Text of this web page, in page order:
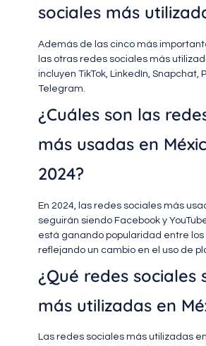
sociales más
Además de las cinco más
las otras redes sociales más
incluyen TikTok, LinkedIn, Snapchat,
Telegram.
¿Cuáles son las
más usadas en
2024?
En 2024, las redes sociales más
seguirán siendo Facebook y
está ganando popularidad entre los
reflejando un cambio en el uso de
¿Qué redes sociales
más utilizadas en
Las redes sociales más utilizadas